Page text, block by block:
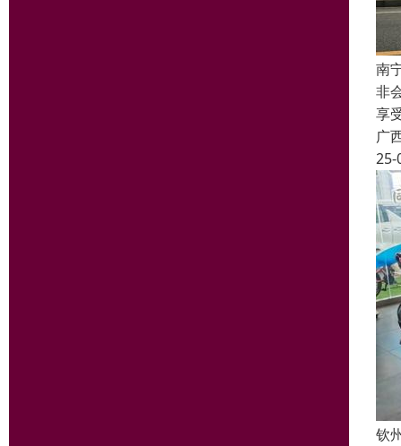
南
非
享
广
25-
钦